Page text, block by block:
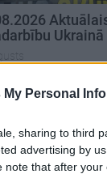
My Personal
sharing to third
advertising by
note that after
Ukrainā